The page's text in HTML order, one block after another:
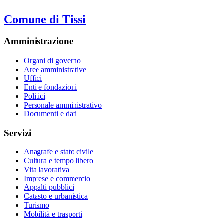
Comune di Tissi
Amministrazione
Organi di governo
Aree amministrative
Uffici
Enti e fondazioni
Politici
Personale amministrativo
Documenti e dati
Servizi
Anagrafe e stato civile
Cultura e tempo libero
Vita lavorativa
Imprese e commercio
Appalti pubblici
Catasto e urbanistica
Turismo
Mobilità e trasporti